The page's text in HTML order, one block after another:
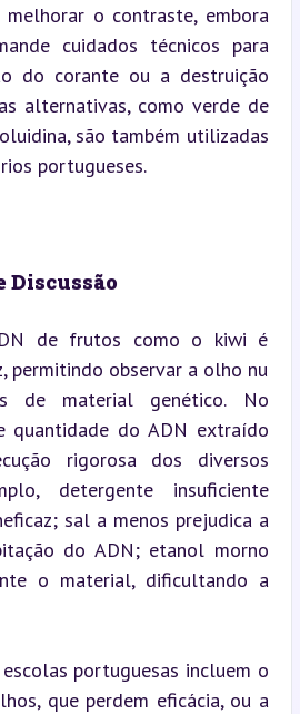
melhorar o contraste, embora
cuidados técnicos para
do corante ou a destruição
alternativas, como verde de
são também utilizadas
portugueses.
Discussão
de frutos como o kiwi é
permitindo observar a olho nu
de material genético. No
quantidade do ADN extraído
rigorosa dos diversos
detergente insuficiente
sal a menos prejudica a
do ADN; etanol morno
o material, dificultando a
portuguesas incluem o
que perdem eficácia, ou a